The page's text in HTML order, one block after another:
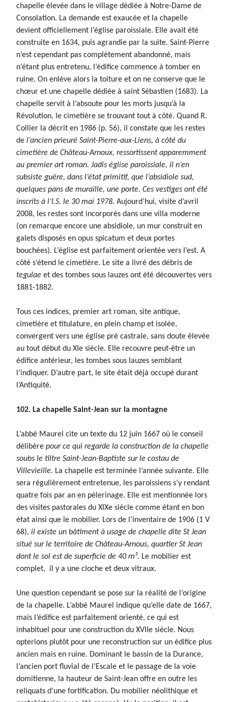
chapelle élevée dans le village dédiée à Notre-Dame de
Consolation. La demande est exaucée et la chapelle
devient officiellement l’église paroissiale. Elle avait été
construite en 1634, puis agrandie par la suite. Saint-Pierre
n’est cependant pas complètement abandonné, mais
n’étant plus entretenu, l’édifice commence à tomber en
ruine. On enlève alors la toiture et on ne conserve que le
chœur et une chapelle dédiée à saint Sébastien (1683). La
chapelle servit à l’absoute pour les morts jusqu’à la
Révolution, le cimetière se trouvant tout à côté. Quand R.
Collier la décrit en 1986 (p. 56), il constate que les restes
de l’ancien prieuré Saint-Pierre-aux-Liens, à côté du
cimetière de Château-Arnoux, ressortissent apparemment
au premier art roman. Jadis église paroissiale, il n’en
subsiste guère, dans l’état primitif, que l’absidiole sud,
quelques pans de muraille, une porte. Ces vestiges ont été
inscrits à l’I.S. le 30 mai 1978. Aujourd’hui, visite d’avril
2008, les restes sont incorporés dans une villa moderne
(on remarque encore une absidiole, un mur construit en
galets disposés en opus spicatum et deux portes
bouchées). L’église est parfaitement orientée vers l’est. A
côté s’étend le cimetière. Le site a livré des débris de
tegulae et des tombes sous lauzes ont été découvertes vers
1881-1882.
Tous ces indices, premier art roman, site antique,
cimetière et titulature, en plein champ et isolée,
convergent vers une église pré castrale, sans doute élevée
au tout début du XIe siècle. Elle recouvre peut-être un
édifice antérieur, les tombes sous lauzes semblant
l’indiquer. D’autre part, le site était déjà occupé durant
l’Antiquité.
102. La chapelle Saint-Jean sur la montagne
L’abbé Maurel cite un texte du 12 juin 1667 où le conseil
délibère pour ce qui regarde la construction de la chapelle
soubs le tiltre Saint-Jean-Baptiste sur le costau de
Villevieille. La chapelle est terminée l’année suivante. Elle
sera régulièrement entretenue, les paroissiens s’y rendant
quatre fois par an en pèlerinage. Elle est mentionnée lors
des visites pastorales du XIXe siècle comme étant en bon
état ainsi que le mobilier. Lors de l’inventaire de 1906 (1 V
68), il existe un bâtiment à usage de chapelle dite St Jean
situé sur le territoire de Château-Arnous, quartier St Jean
dont le sol est de superficie de 40 m². Le mobilier est
complet, il y a une cloche et deux vitraux.
Une question cependant se pose sur la réalité de l’origine
de la chapelle. L’abbé Maurel indique qu’elle date de 1667,
mais l’édifice est parfaitement orienté, ce qui est
inhabituel pour une construction du XVIIe siècle. Nous
opterions plutôt pour une reconstruction sur un édifice plus
ancien mais en ruine. Dominant le bassin de la Durance,
l’ancien port fluvial de l’Escale et le passage de la voie
domitienne, la hauteur de Saint-Jean offre en outre les
reliquats d’une fortification. Du mobilier néolithique et